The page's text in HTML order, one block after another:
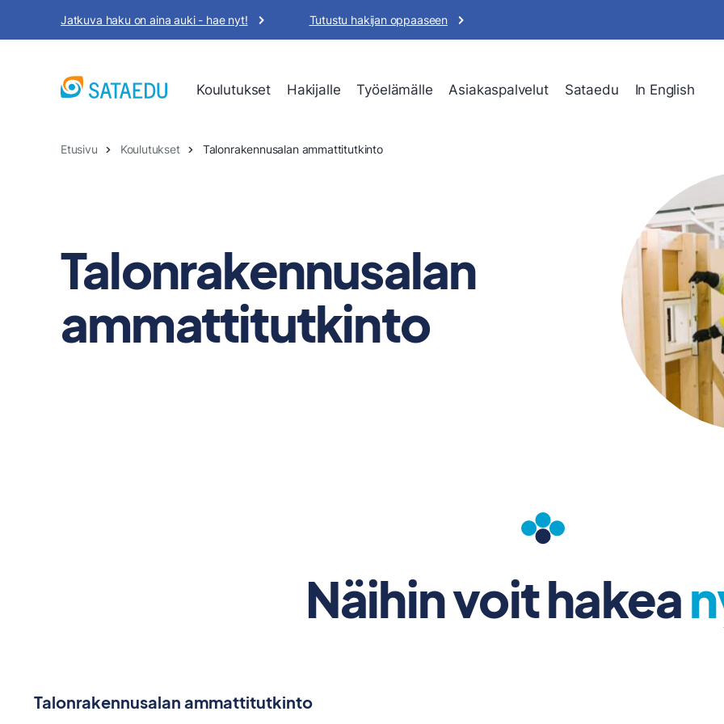
Jatkuva haku on aina auki - hae nyt! Tutustu hakijan oppaaseen
Koulutukset Hakijalle Työelämälle Asiakaspalvelut Sataedu In English
Etusivu Koulutukset Talonrakennusalan ammattitutkinto
Talonrakennusalan
ammattitutkinto
Näihin voit hakea
Talonrakennusalan ammattitutkinto